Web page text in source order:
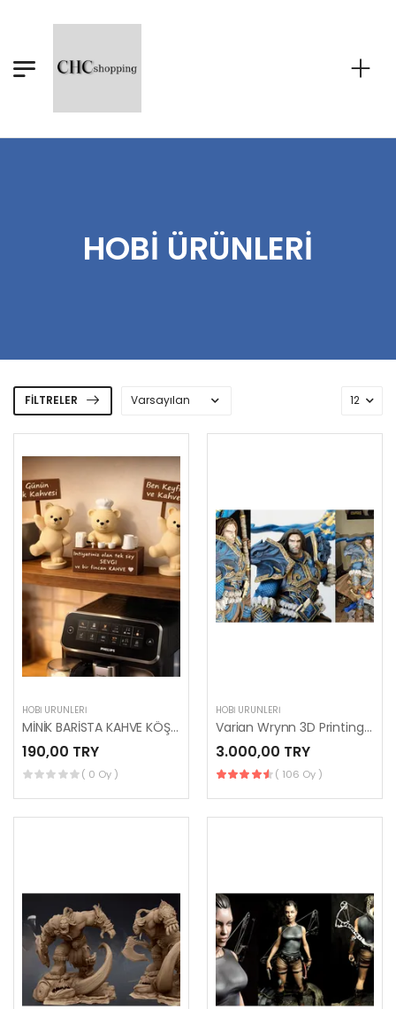
HOBI ÜRÜNLERI
FILTRELER
HOBI ÜRÜNLERI
MİNİK BARİSTA KAHVE KÖŞESİ 3'LÜ SET BİBLO AYICIK
190,00 TRY
( 0 Oy )
HOBI ÜRÜNLERI
Varian Wrynn 3D Printing Figurine
3.000,00 TRY
( 106 Oy )